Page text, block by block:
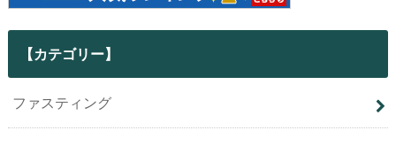
【カテゴリー】
ファスティング